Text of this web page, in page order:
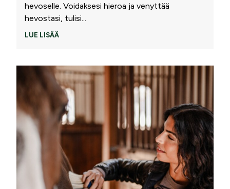
hevoselle. Voidaksesi hieroa ja venyttää
hevostasi, tulisi...
LUE LISÄÄ